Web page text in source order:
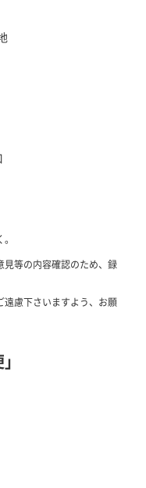
等の内容確認のため、録
慮下さいますよう、お願